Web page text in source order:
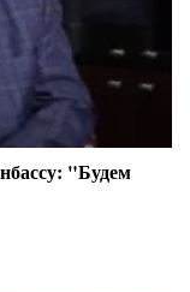
"Будем